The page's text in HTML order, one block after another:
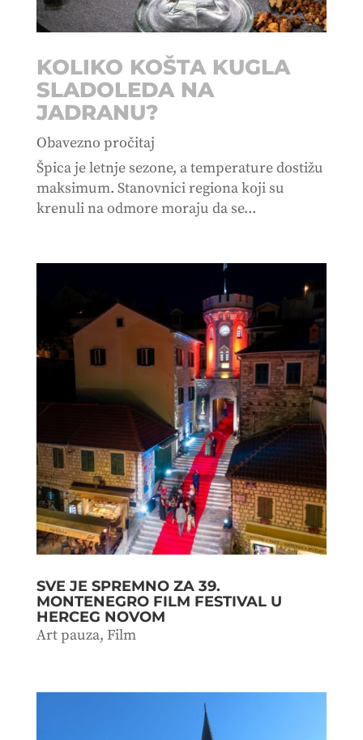
KOLIKO KOŠTA KUGLA
SLADOLEDA NA
JADRANU?
Obavezno pročitaj
Špica je letnje sezone, a temperature dostižu
maksimum. Stanovnici regiona koji su
krenuli na odmore moraju da se...
SVE JE SPREMNO ZA 39.
MONTENEGRO FILM FESTIVAL U
HERCEG NOVOM
Art pauza, Film